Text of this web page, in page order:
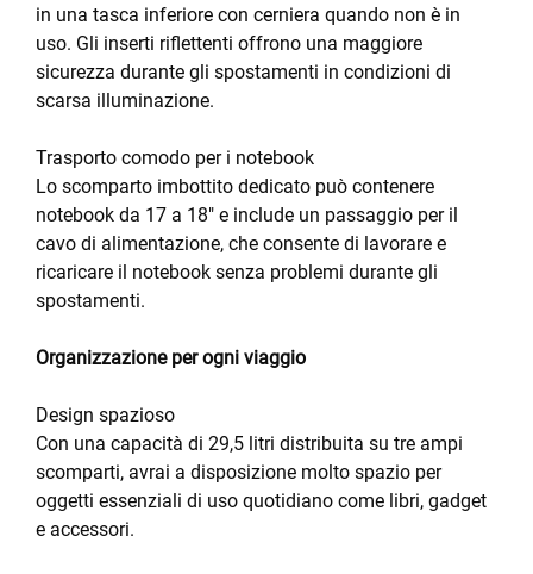
in una tasca inferiore con cerniera quando non è in
uso. Gli inserti riflettenti offrono una maggiore
sicurezza durante gli spostamenti in condizioni di
scarsa illuminazione.
Trasporto comodo per i notebook
Lo scomparto imbottito dedicato può contenere
notebook da 17 a 18" e include un passaggio per il
cavo di alimentazione, che consente di lavorare e
ricaricare il notebook senza problemi durante gli
spostamenti.
Organizzazione per ogni viaggio
Design spazioso
Con una capacità di 29,5 litri distribuita su tre ampi
scomparti, avrai a disposizione molto spazio per
oggetti essenziali di uso quotidiano come libri, gadget
e accessori.